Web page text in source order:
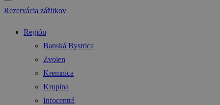
Rezervácia zážitkov
Región
Banská Bystrica
Zvolen
Kremnica
Krupina
Infocentrá